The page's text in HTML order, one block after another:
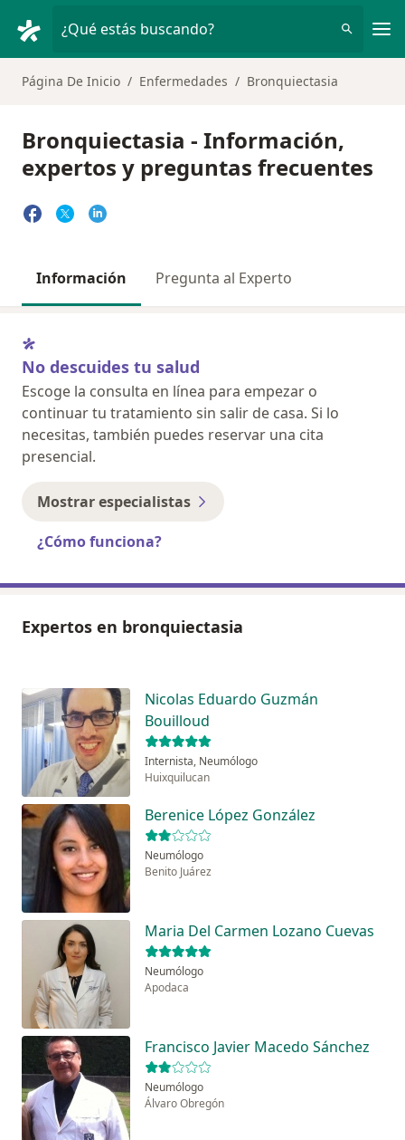
¿Qué estás buscando?
Página De Inicio Enfermedades Bronquiectasia
Bronquiectasia - Información,
expertos y preguntas frecuentes
Información Pregunta al Experto
No descuides tu salud
Escoge la consulta en línea para empezar o
continuar tu tratamiento sin salir de casa. Si lo
necesitas, también puedes reservar una cita
presencial.
Mostrar especialistas
¿Cómo funciona?
Expertos en bronquiectasia
Nicolas Eduardo Guzmán
Bouilloud
Internista, Neumólogo
Huixquilucan
Berenice López González
Neumólogo
Benito Juárez
Maria Del Carmen Lozano Cuevas
Neumólogo
Apodaca
Francisco Javier Macedo Sánchez
Neumólogo
Álvaro Obregón